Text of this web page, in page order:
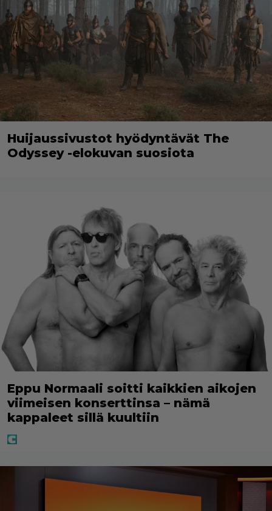
Huijaussivustot hyödyntävät The
Odyssey -elokuvan suosiota
Eppu Normaali soitti kaikkien aikojen
viimeisen konserttinsa – nämä
kappaleet sillä kuultiin